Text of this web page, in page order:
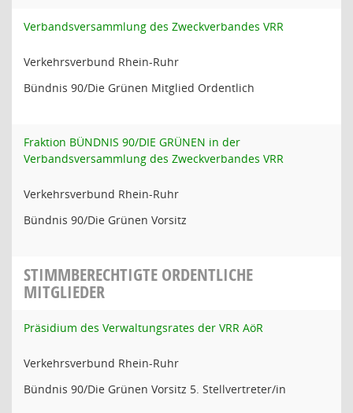
Verbandsversammlung des Zweckverbandes VRR
Verkehrsverbund Rhein-Ruhr
Bündnis 90/Die Grünen Mitglied Ordentlich
Fraktion BÜNDNIS 90/DIE GRÜNEN in der
Verbandsversammlung des Zweckverbandes VRR
Verkehrsverbund Rhein-Ruhr
Bündnis 90/Die Grünen Vorsitz
STIMMBERECHTIGTE ORDENTLICHE
MITGLIEDER
Präsidium des Verwaltungsrates der VRR AöR
Verkehrsverbund Rhein-Ruhr
Bündnis 90/Die Grünen Vorsitz 5. Stellvertreter/in